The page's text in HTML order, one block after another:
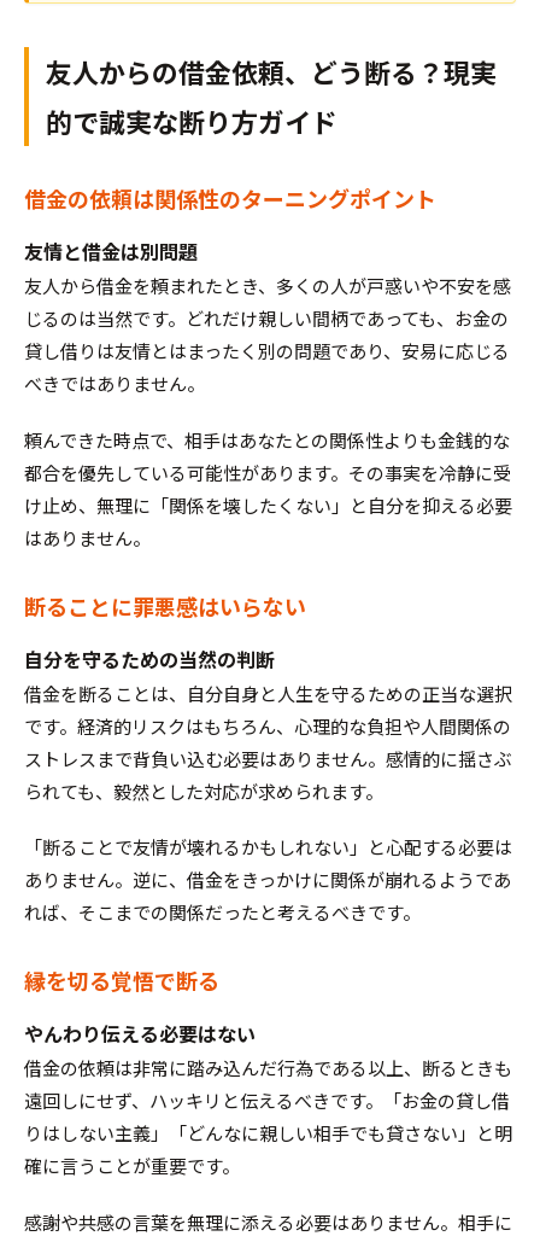
友人からの借金依頼、どう断る？現実
的で誠実な断り方ガイド
借金の依頼は関係性のターニングポイント
友情と借金は別問題
友人から借金を頼まれたとき、多くの人が戸惑いや不安を感
じるのは当然です。どれだけ親しい間柄であっても、お金の
貸し借りは友情とはまったく別の問題であり、安易に応じる
べきではありません。
頼んできた時点で、相手はあなたとの関係性よりも金銭的な
都合を優先している可能性があります。その事実を冷静に受
け止め、無理に「関係を壊したくない」と自分を抑える必要
はありません。
断ることに罪悪感はいらない
自分を守るための当然の判断
借金を断ることは、自分自身と人生を守るための正当な選択
です。経済的リスクはもちろん、心理的な負担や人間関係の
ストレスまで背負い込む必要はありません。感情的に揺さぶ
られても、毅然とした対応が求められます。
「断ることで友情が壊れるかもしれない」と心配する必要は
ありません。逆に、借金をきっかけに関係が崩れるようであ
れば、そこまでの関係だったと考えるべきです。
縁を切る覚悟で断る
やんわり伝える必要はない
借金の依頼は非常に踏み込んだ行為である以上、断るときも
遠回しにせず、ハッキリと伝えるべきです。「お金の貸し借
りはしない主義」「どんなに親しい相手でも貸さない」と明
確に言うことが重要です。
感謝や共感の言葉を無理に添える必要はありません。相手に